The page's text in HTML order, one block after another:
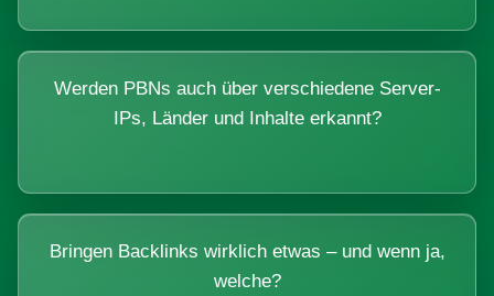
Werden PBNs auch über verschiedene Server-
IPs, Länder und Inhalte erkannt?
Bringen Backlinks wirklich etwas – und wenn ja,
welche?